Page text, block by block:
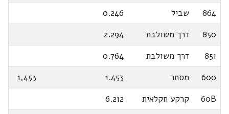
864
שביל
0.246
850
דרך משולבת
2.294
851
דרך משולבת
0.764
600
מסחר 1.453
1,453
60B
קרקע חקלאית
6.212